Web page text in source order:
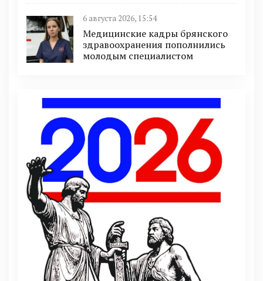
6 августа 2026, 15:54
Медицинские кадры брянского
здравоохранения пополнились
молодым специалистом